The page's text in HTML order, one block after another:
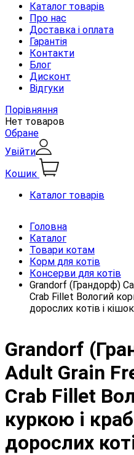
Каталог товарів
Про нас
Доставка і оплата
Гарантія
Контакти
Блог
Дисконт
Відгуки
Порівняння
Нет товаров
Обране
Увійти
Кошик
Каталог товарів
Головна
Каталог
Товари котам
Корм для котів
Консерви для котів
Grandorf (Грандорф)
Crab Fillet Вологий
дорослих котів і кішок
Grandorf
Adult Grain
Crab Fillet
куркою і
дорослих